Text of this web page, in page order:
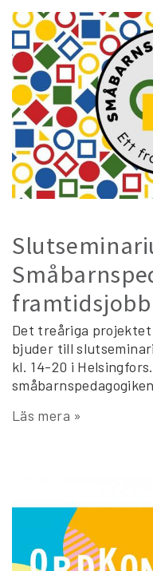
framtidsjobb
Det treåriga
bjuder till
kl. 14-20 i
Läs mera »